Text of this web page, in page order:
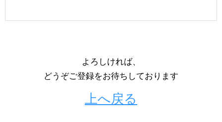
よろしければ、
どうぞご登録をお待ちしております
上へ戻る